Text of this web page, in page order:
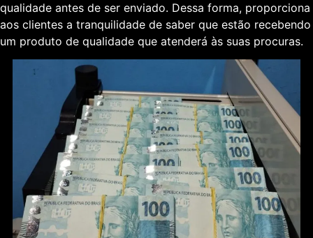
qualidade antes de ser enviado. Dessa forma, proporciona
aos clientes a tranquilidade de saber que estão recebendo
um produto de qualidade que atenderá às suas procuras.